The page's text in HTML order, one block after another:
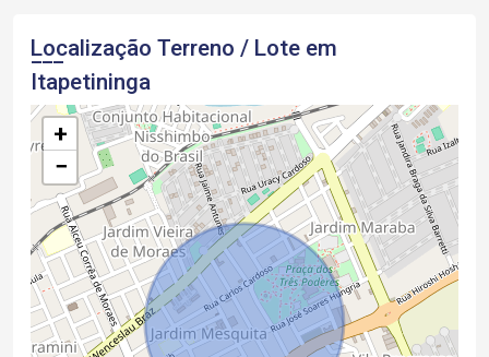
Localização Terreno / Lote em
Itapetininga
+
−